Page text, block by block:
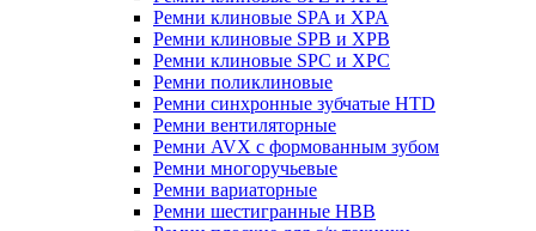
Ремни клиновые SPA и XPA
Ремни клиновые SPB и XPB
Ремни клиновые SPC и XPC
Ремни поликлиновые
Ремни синхронные зубчатые HTD
Ремни вентиляторные
Ремни AVX с формованным зубом
Ремни многоручьевые
Ремни вариаторные
Ремни шестигранные HBB